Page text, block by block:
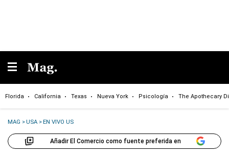
Florida California Texas Nueva York Psicología The Apothecary
MAG >USA >EN VIVO US
Añadir El Comercio como fuente preferida en